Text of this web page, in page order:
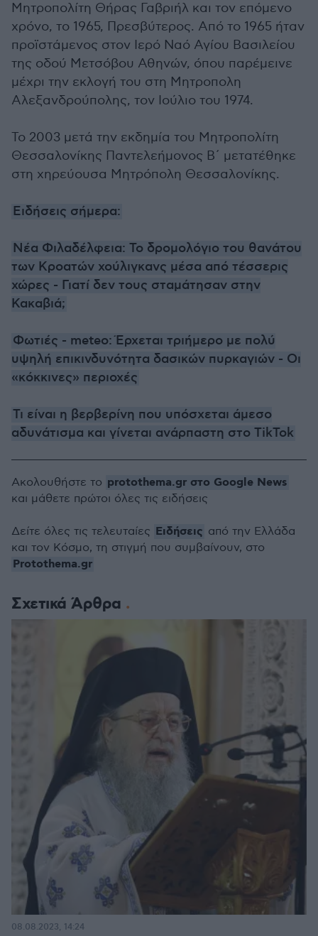
Μητροπολίτη Θήρας Γαβριήλ και τον επόμενο
χρόνο, το 1965, Πρεσβύτερος. Από το 1965 ήταν
προϊστάμενος στον Ιερό Ναό Αγίου Βασιλείου
της οδού Μετσόβου Αθηνών, όπου παρέμεινε
μέχρι την εκλογή του στη Μητροπολη
Αλεξανδρούπολης, τον Ιούλιο του 1974.
Το 2003 μετά την εκδημία του Μητροπολίτη
Θεσσαλονίκης Παντελεήμονος Β΄ μετατέθηκε
στη χηρεύουσα Μητρόπολη Θεσσαλονίκης.
Ειδήσεις σήμερα:
Νέα Φιλαδέλφεια: Το δρομολόγιο του θανάτου
των Κροατών χούλιγκανς μέσα από τέσσερις
χώρες - Γιατί δεν τους σταμάτησαν στην
Κακαβιά;
Φωτιές - meteo: Έρχεται τριήμερο με πολύ
υψηλή επικινδυνότητα δασικών πυρκαγιών - Οι
«κόκκινες» περιοχές
Τι είναι η βερβερίνη που υπόσχεται άμεσο
αδυνάτισμα και γίνεται ανάρπαστη στο TikTok
Σχετικά Άρθρα
08.08.2023, 14:24
Ακολουθήστε το protothema.gr στο Google News
και μάθετε πρώτοι όλες τις ειδήσεις
Δείτε όλες τις τελευταίες Ειδήσεις από την Ελλάδα
και τον Κόσμο, τη στιγμή που συμβαίνουν, στο
Protothema.gr